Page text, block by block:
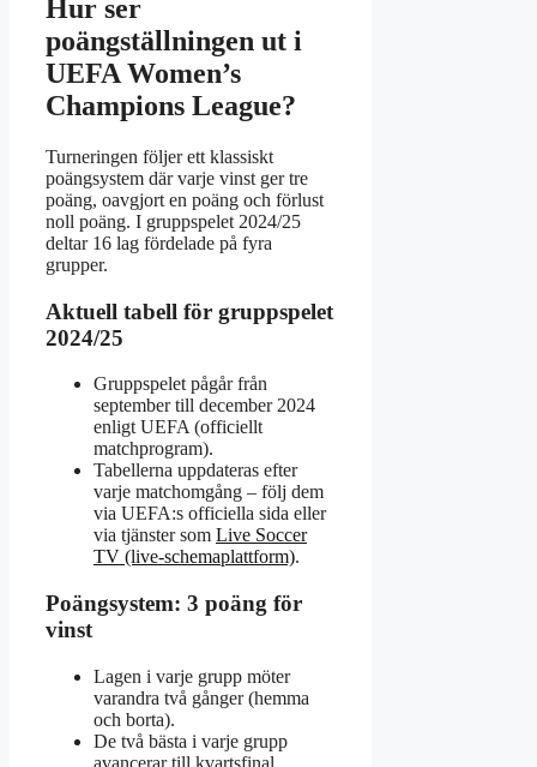
Hur ser
poängställningen ut i
UEFA Women’s
Champions League?
Turneringen följer ett klassiskt
poängsystem där varje vinst ger tre
poäng, oavgjort en poäng och förlust
noll poäng. I gruppspelet 2024/25
deltar 16 lag fördelade på fyra
grupper.
Aktuell tabell för gruppspelet
2024/25
Gruppspelet pågår från
september till december 2024
enligt UEFA (officiellt
matchprogram).
Tabellerna uppdateras efter
varje matchomgång – följ dem
via UEFA:s officiella sida eller
via tjänster som Live Soccer
TV (live-schemaplattform).
Poängsystem: 3 poäng för
vinst
Lagen i varje grupp möter
varandra två gånger (hemma
och borta).
De två bästa i varje grupp
avancerar till kvartsfinal.